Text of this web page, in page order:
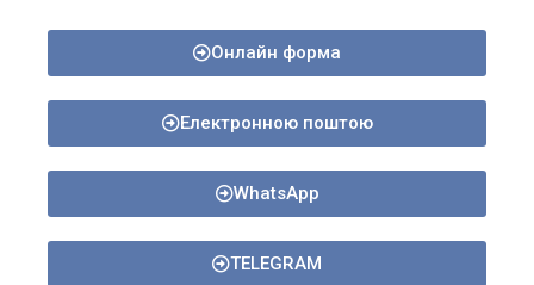
Онлайн форма
Електронною поштою
WhatsApp
TELEGRAM